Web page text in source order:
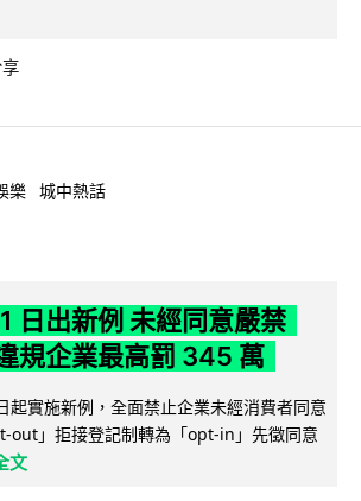
樂 城中熱話
日出新例 未經同意嚴禁
規企業最高罰 345 萬
起實施新例，全面禁止企業未經消費者同意
out」拒接登記制轉為「opt-in」先徵同意
文